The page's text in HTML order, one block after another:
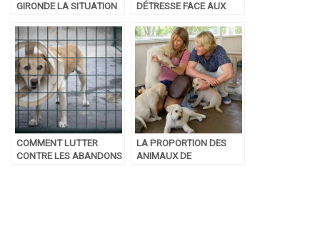
GIRONDE LA SITUATION
ANIMAUX
DÉTRESSE FACE AUX
COMMENT LUTTER
CONTRE LES ABANDONS
LA PROPORTION DES
ANIMAUX DE